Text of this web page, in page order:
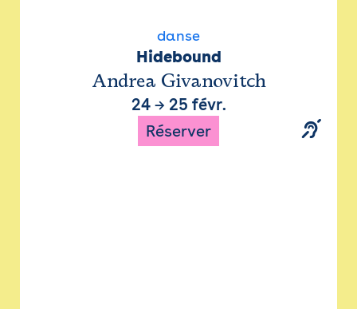
danse
Hidebound
Andrea Givanovitch
24→ 25 févr.
Réserver